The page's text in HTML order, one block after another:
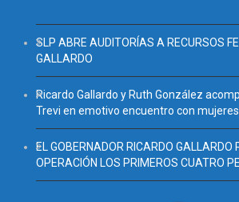
SLP ABRE AUDITORÍAS A RECURSOS
GALLARDO
Ricardo Gallardo y Ruth González
Trevi en emotivo encuentro con
EL GOBERNADOR RICARDO GALLARDO
OPERACIÓN LOS PRIMEROS CUATRO